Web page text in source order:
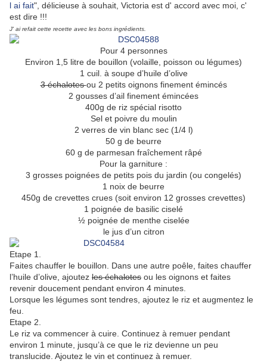
l ai fait", délicieuse à souhait, Victoria est d' accord avec moi, c'
est dire !!!
J' ai refait cette recette avec les bons ingrédients.
Pour 4 personnes
Environ 1,5 litre de bouillon (volaille, poisson ou légumes)
1 cuil. à soupe d’huile d’olive
3 échalotesou 2 petits oignons finement émincés
2 gousses d’ail finement émincées
400g de riz spécial risotto
Sel et poivre du moulin
2 verres de vin blanc sec (1/4 l)
50 g de beurre
60 g de parmesan fraîchement râpé
Pour la garniture :
3 grosses poignées de petits pois du jardin (ou congelés)
1 noix de beurre
450g de crevettes crues (soit environ 12 grosses crevettes)
1 poignée de basilic ciselé
½ poignée de menthe ciselée
le jus d’un citron
Etape 1.
Faites chauffer le bouillon. Dans une autre poêle, faites chauffer
l’huile d’olive, ajoutez les échalotes ou les oignons et faites
revenir doucement pendant environ 4 minutes.
Lorsque les légumes sont tendres, ajoutez le riz et augmentez le
feu.
Etape 2.
Le riz va commencer à cuire. Continuez à remuer pendant
environ 1 minute, jusqu’à ce que le riz devienne un peu
translucide. Ajoutez le vin et continuez à remuer.